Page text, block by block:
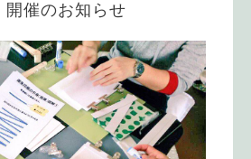
開催のお知らせ